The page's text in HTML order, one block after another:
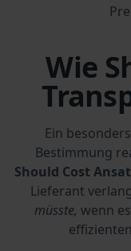
Wie
Ein
Bestimmung
Should Cost
Lieferant
müsste, wenn